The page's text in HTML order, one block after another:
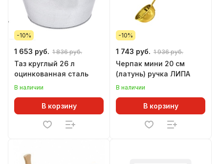
-10%
1 653 руб. 1 836 руб.
Таз круглый 26 л
оцинкованная сталь
В наличии
В корзину
-10%
1 743 руб. 1 936 руб.
Черпак мини 20 см
(латунь) ручка ЛИПА
В наличии
В корзину